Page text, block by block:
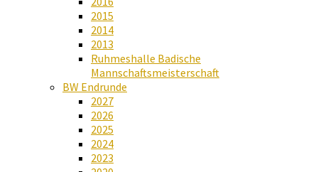
2015
2014
2013
Ruhmeshalle Badische
Mannschaftsmeisterschaft
BW Endrunde
2027
2026
2025
2024
2023